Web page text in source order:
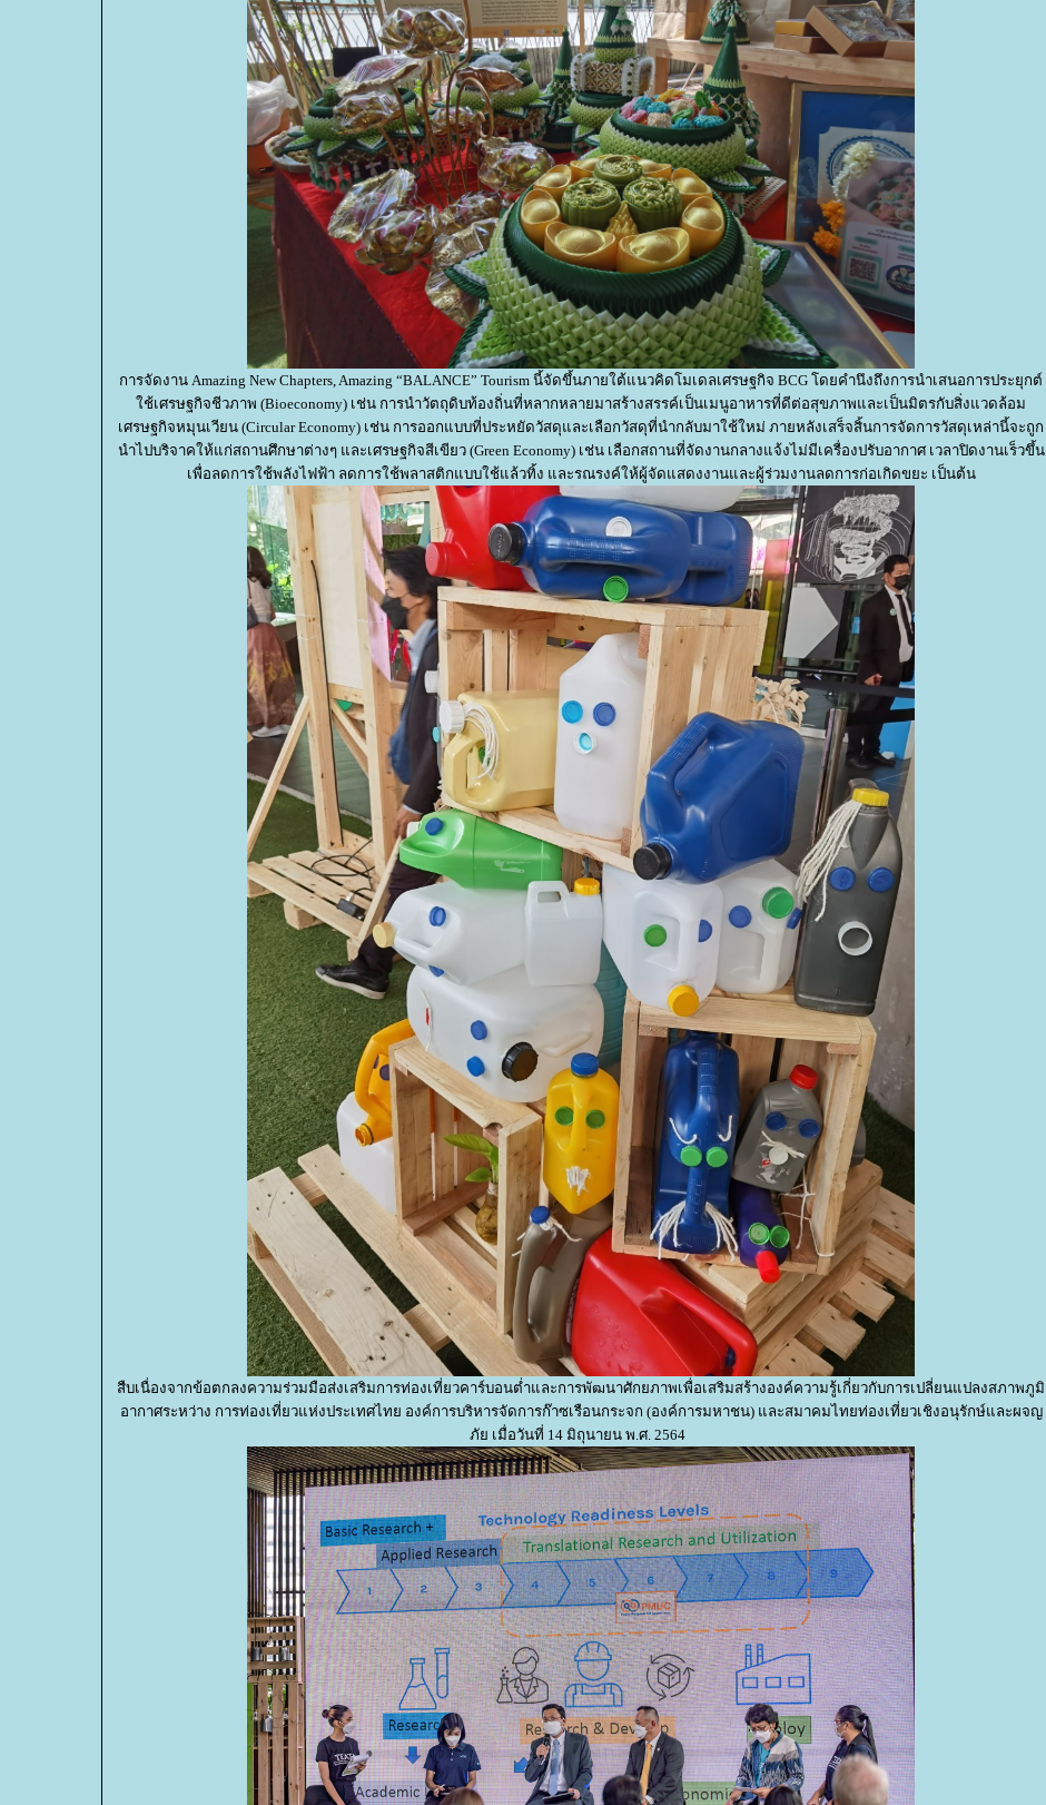
การจัดงาน Amazing New Chapters, Amazing “BALANCE” Tourism นี้จัดขึ้นภายใต้แนวคิดโมเดลเศรษฐกิจ BCG โดยคำนึงถึงการนำเสนอการประยุกต์
ช้เศรษฐกิจชีวภาพ (Bioeconomy) เช่น การนำวัตถุดิบท้องถิ่นที่หลากหลายมาสร้างสรรค์เป็นเมนูอาหารที่ดีต่อสุขภาพและเป็นมิตรกับสิ่งแวดล้อม
เศรษฐกิจหมุนเวียน (Circular Economy) เช่น การออกแบบที่ประหยัดวัสดุและเลือกวัสดุที่นำกลับมาใช้ใหม่ ภายหลังเสร็จสิ้นการจัดการวัสดุเหล่านี้จะถูก
นำไปบริจาคให้แก่สถานศึกษาต่างๆ และเศรษฐกิจสีเขียว (Green Economy) เช่น เลือกสถานที่จัดงานกลางแจ้งไม่มีเครื่องปรับอากาศ เวลาปิดงานเร็วขึ้น
เพื่อลดการใช้พลังไฟฟ้า ลดการใช้พลาสติกแบบใช้แล้วทิ้ง และรณรงค์ให้ผู้จัดแสดงงานและผู้ร่วมงานลดการก่อเกิดขยะ เป็นต้น
สืบเนื่องจากข้อตกลงความร่วมมือส่งเสริมการท่องเที่ยวคาร์บอนต่ำและการพัฒนาศักยภาพเพื่อเสริมสร้างองค์ความรู้เกี่ยวกับการเปลี่ยนแปลงสภาพภูมิ
อากาศระหว่าง การท่องเที่ยวแห่งประเทศไทย องค์การบริหารจัดการก๊าซเรือนกระจก (องค์การมหาชน) และสมาคมไทยท่องเที่ยวเชิงอนุรักษ์และผจญ
ภัย เมื่อวันที่ 14 มิถุนายน พ.ศ. 2564